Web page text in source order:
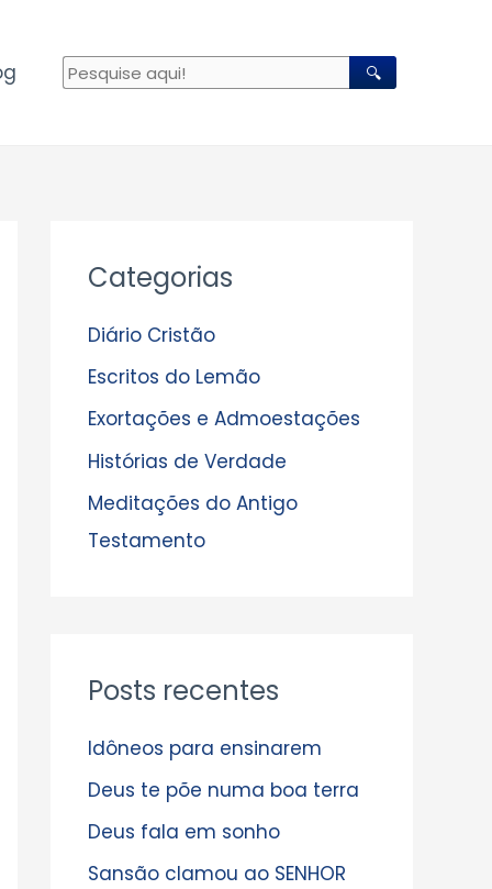
🔍
Categorias
Diário Cristão
Escritos do Lemão
Exortações e Admoestações
Histórias de Verdade
Meditações do Antigo
Testamento
Posts recentes
Idôneos para ensinarem
Deus te põe numa boa terra
Deus fala em sonho
Sansão clamou ao SENHOR
r
u
i
v
o
s